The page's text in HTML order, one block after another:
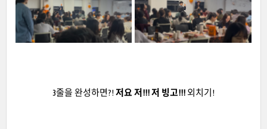
3줄을 완성하면?! 저요 저!!! 저 빙고!!! 외치기!